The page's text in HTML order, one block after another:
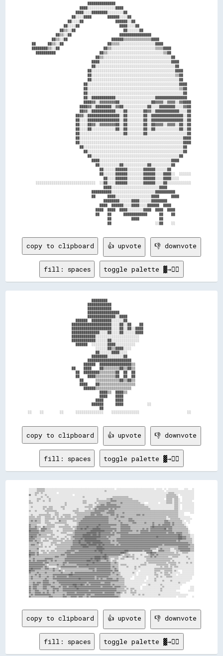
                            ██████████████
                        ████░░░░░░░░░░░░░░████
                      ████░░░░████████░░░░░░░░██
                    ██░░░░████        ██████░░░░██
                  ██░░░░██                ██████░░██
                ██░░░░██                    ████░░░░██
              ██▒▒░░██                        ██░░░░░░██
            ██▒▒░░██                        ████████████████
          ██▒▒░░██                      ██████▒▒▒▒▒▒▒▒▒▒▒▒▒▒████
██      ██▒▒░░██                      ██▒▒▒▒░░░░░░░░░░░░░░░░░░████
████████▒▒░░██                      ██▒▒░░░░░░░░░░░░░░░░░░░░░░▒▒▒▒████
  ██████████                      ██▒▒░░░░░░░░░░░░░░░░░░░░░░░░░░░░▒▒██
                                ██▒▒░░░░░░░░░░░░░░░░░░░░░░░░░░░░░░░░░░██
                              ████░░░░░░░░░░░░░░░░░░░░░░░░░░░░░░░░░░░░████
                              ██░░░░░░░░░░░░░░░░░░░░░░░░░░░░░░░░░░░░░░░░██
                            ██░░░░░░░░░░░░░░░░░░░░░░░░░░░░░░░░░░░░░░░░░░████
                            ██░░░░░░░░░░░░░░░░░░░░░░░░░░░░░░░░░░░░░░░░░░▒▒██
                            ██░░░░░░░░░░░░░░░░░░░░░░░░░░░░░░░░░░░░░░░░░░░░██
                          ██░░░░░░░░░░░░░░░░░░░░░░░░░░░░░░░░░░░░░░░░░░░░░░████
                          ██░░░░░░░░░░░░░░░░░░░░░░░░░░░░░░░░░░░░░░░░░░░░░░▒▒██
                          ██░░░░░░░░░░░░░░░░░░░░░░░░░░░░░░░░░░░░░░░░░░░░░░░░██
                          ██░░████████████░░░░░░░░░░░░░░░░░░░░████████████████
                          ████▓▓░░▓▓▓▓▓▓▓▓██░░░░░░░░░░░░░░░░██▓▓▓▓░░▓▓▓▓░░▓▓████
                        ████▓▓░░████████░░▓▓██░░░░░░░░░░░░██░░░░████████░░░░▓▓██
                        ██▓▓░░████████████░░░░██░░░░░░░░██▓▓░░████████████░░░░██
                      ██▓▓░░████████████████░░██░░░░░░░░██░░████████████████░░██
                      ██░░░░████████████████░░██░░░░░░░░██░░████████████████░░██
                      ██░░░░██▓▓░░▓▓▓▓▓▓▓▓██░░██░░░░░░░░██░░██▓▓▓▓░░▓▓▓▓░░██░░██
                      ██░░░░██░░░░░░░░░░░░██░░██░░░░░░░░██░░██░░░░░░░░░░░░██░░██
                      ██░░░░░░░░░░░░░░░░░░░░░░██░░░░░░░░██░░░░░░░░░░░░░░░░░░░░██
                      ██░░░░░░░░░░░░░░░░░░░░░░░░░░░░░░░░░░░░░░░░░░░░░░░░░░░░████
                      ██░░░░░░░░░░░░░░░░░░░░░░░░░░░░░░░░░░░░░░░░░░░░░░░░░░░░████
                        ██░░░░░░░░░░░░░░░░░░░░░░░░░░░░░░░░░░░░░░░░░░░░░░░░░░██
                          ██░░░░░░░░░░░░░░░░░░░░░░░░░░░░░░░░░░░░░░░░░░░░░░░░██
                            ██░░░░░░░░░░░░░░░░░░░░░░░░░░░░░░░░░░░░░░░░░░░░██
                              ████░░░░░░░░░░░░░░░░░░░░░░░░░░░░░░░░░░░░████
                                ██░░░░░░░░░░██░░░░░░░░░░░░██░░░░░░░░░░██
                                  ██░░░░░░██████░░░░░░░░██████░░░░░░██
                                  ██░░░░░░██████░░░░░░░░██████░░░░████░░  ░░░░░░
                                    ██░░░░██████░░░░░░░░██████░░░░████░░░░
  ░░░░░░░░░░░░░░░░░░░░░░░░░░░░░░  ░░██░░░░██████░░░░░░░░██████░░░░██░░░░░░░░░░░░
                                    ████░░░░░░░░░░░░░░░░░░░░░░░░████
                              ██████████░░░░░░░░░░░░░░░░░░░░░░██████████
                              ██      ████░░░░░░░░░░░░░░░░░░████      ████
                                    ████████░░░░░░████░░░░░░████████
                                  ████  ██████░░░░████░░░░██████  ████
                                ████  ████  ████░░░░░░░░████  ████  ████
                                ██    ██      ████████████      ██    ██
                                      ██          ████          ██
copy to clipboard 👍 upvote 👎 downvote
fill: spaces toggle palette ▓→✊🏽
                                ██████████████░░████
                          ██████  ██████████░░░░░░██
                        ████████████████████░░░░██░░██    ██
                        ████████████████████░░░░██░░██░░████
                        ██████████████░░░░██░░░░██░░░░░░████
                        ████████████░░░░░░░░░░░░░░░░░░░░░░
                        ████████████░░░░░░██░░░░░░░░░░░░░░
                          ██████  ░░░░░░░░████░░░░░░░░░░
                                    ░░░░░░██▒▒████░░░░
                                    ██░░░░░░████░░░░
                                  ████████░░░░░░░░██
                              ██████  ████████████████▒▒
                        ██    ████    ██▒▒▒▒▒▒▒▒██▒▒██▒▒
                          ██  ████████▒▒▒▒▒▒▒▒██  ██  ██
                          ██    ████▒▒▒▒▒▒▒▒▒▒██  ██  ██
                            ██      ▒▒▒▒▒▒▒▒▒▒▒▒██▒▒██▒▒
                            ████    ██▒▒▒▒▒▒▒▒▒▒▒▒▒▒▒▒▒▒
                              ██████▒▒▒▒▒▒▒▒▒▒▒▒▒▒▒▒▒▒
                                      ████▒▒  ████▒▒
                                  ██████      ████            ░░
copy to clipboard 👍 upvote 👎 downvote
fill: spaces toggle palette ▓→✊🏽
▓▓░░░░▒▒░░░░░░░░▒▒░░░░░░░░░░░░░░░░░░░░░░░░░░  ░░░░░░░░░░░░░░░░░░░░░░░░░░░░░░░░░░░░░░░░░░░░░░░░░░░░░░░░░░░░░░░░░░░░░░░░░░░░░░░░░░░░░░░░░░░░▒▒▒▒▒▒▒▒▒▒░░  ░░░░░░░░░░░░░░
░░░░░░░░▒▒▒▒░░░░░░░░▒▒░░░░░░░░░░░░░░░░░░░░░░░░░░░░░░░░░░░░░░░░░░░░░░▒▒░░░░░░░░▒▒▒▒▓▓▒▒▒▒▒▒▒▒▒▒▒▒▒▒▒▒▒▒▒▒░░░░░░░░░░░░░░░░░░░░░░░░░░░░░░░░  ▒▒▒▒▒▒░░▒▒▒▒░░  ░░░░░░░░░░░░
▒▒░░░░░░▒▒░░░░▒▒░░░░▒▒░░░░░░░░░░░░░░░░░░░░░░░░░░░░░░░░▒▒▒▒░░░░░░░░░░▒▒▒▒▒▒▒▒▒▒▒▒▒▒▓▓▓▓▓▓▒▒▒▒▒▒▒▒▒▒▒▒▒▒▒▒▒▒▒▒▒▒░░░░░░░░░░░░░░░░░░░░░░░░░░░░▒▒▒▒▒▒░░▒▒▒▒░░  ░░░░░░░░░░
▒▒▒▒░░░░░░░░░░░░░░░░░░░░░░░░░░░░░░░░▒▒░░░░░░░░░░░░░░░░▒▒▒▒░░░░░░░░▒▒░░▒▒▒▒▒▒▒▒▓▓▓▓▒▒▒▒▒▒▒▒▒▒▓▓▒▒▒▒▒▒▒▒▒▒▒▒▒▒▒▒▒▒░░░░    ░░░░░░░░░░  ░░░░░░▒▒▒▒▒▒░░▒▒▒▒░░░░░░░░░░░░░░░░
░░░░░░░░░░░░░░░░░░░░░░░░░░░░░░░░░░░░▒▒░░░░░░░░░░░░░░░░░░░░░░▒▒▒▒░░░░▒▒▒▒▓▓▓▓▒▒▓▓▓▓▓▓▓▓▓▓▒▒▒▒▒▒▒▒▒▒▒▒▒▒▒▒▒▒▒▒▒▒▒▒▒▒▒▒░░░░░░░░░░░░░░░░░░░░░░░░░░░░░░▒▒▒▒░░  ░░░░░░░░░░░░
░░▒▒░░░░░░░░░░▒▒▒▒░░▒▒▒▒░░░░░░░░▒▒▒▒░░░░░░░░░░░░░░░░░░░░▒▒▒▒▒▒▒▒░░▒▒▓▓▓▓▓▓▓▓▓▓▓▓▓▓▓▓▓▓▓▓▓▓▓▓▒▒▒▒▒▒▒▒▒▒▒▒▒▒▒▒▒▒▒▒▒▒▒▒▒▒▒▒░░░░░░░░░░░░░░░░░░░░░░░░░░▒▒▒▒░░  ░░░░░░░░░░░░
░░░░░░░░░░░░░░▒▒░░▒▒▒▒▒▒░░░░░░░░░░▒▒░░░░░░░░░░░░▒▒░░░░░░░░░░▒▒░░▒▒▓▓▒▒▓▓▓▓▓▓▓▓▓▓▒▒▓▓▒▒▓▓▒▒▒▒▒▒▒▒▒▒▒▒▒▒▒▒▒▒▒▒▒▒▒▒▒▒▒▒▒▒▒▒▒▒░░░░░░░░░░░░░░░░░░░░░░░░▒▒▒▒░░  ░░░░░░░░░░░░
▒▒░░░░▒▒░░░░░░░░▒▒▒▒▒▒▒▒▒▒▒▒░░░░░░░░░░░░░░░░▒▒▒▒▒▒░░░░░░▒▒▒▒▒▒▒▒▒▒▓▓▓▓▓▓▓▓▓▓▒▒▒▒▓▓▓▓▓▓▒▒▒▒▒▒▒▒▒▒▒▒▒▒▒▒▒▒▒▒▒▒▒▒▒▒▒▒▒▒▒▒▒▒▒▒▒▒▒▒▒▒▒▒▒▒▒▒▒▒▒▒▒▒▒▒▒▒▒▒▒▒▒▒░░░░░░░░░░░░░░░░
░░░░░░░░░░░░░░░░░░▒▒░░░░░░▒▒▒▒░░░░░░░░░░░░░░░░▒▒▒▒▒▒▒▒▒▒▒▒▒▒▒▒▓▓▓▓▓▓▓▓▓▓▒▒▒▒▒▒▓▓▓▓▓▓▓▓▒▒▒▒▒▒▒▒▓▓▒▒▒▒▒▒▒▒▒▒▒▒▒▒▒▒▒▒▒▒▒▒▒▒▒▒▒▒▒▒▒▒▒▒▒▒▒▒▒▒▒▒▒▒▒▒▒▒▒▒▒▒▒▒░░░░░░      ░░░░
░░▒▒░░░░░░▒▒▒▒▒▒▒▒▒▒▒▒░░░░▒▒▒▒░░░░▒▒▒▒▒▒▒▒░░░░░░▒▒▒▒▒▒▒▒▒▒▒▒▒▒▓▓▓▓▒▒▓▓▓▓▓▓▒▒▒▒▒▒▒▒▓▓▓▓▒▒▓▓▒▒▒▒▒▒▒▒▒▒▒▒▒▒▒▒▒▒▓▓▓▓▒▒▓▓▒▒▒▒▒▒▒▒▒▒▒▒▒▒▒▒▒▒▒▒▒▒▒▒▒▒▒▒▒▒▒▒▒▒░░░░░░
▒▒▒▒▒▒░░▒▒▒▒░░░░▒▒▒▒▒▒░░▒▒░░▒▒░░▒▒░░▒▒▒▒▒▒░░▒▒▒▒▒▒▒▒▒▒▒▒▓▓▓▓▓▓▓▓▓▓▓▓▓▓▓▓▓▓▓▓▓▓▓▓▒▒▒▒▒▒▒▒▓▓▒▒▓▓▓▓▒▒▒▒▒▒▒▒▒▒▒▒▒▒▒▒▒▒▒▒▒▒▒▒▒▒▒▒▒▒▒▒▒▒▒▒▒▒▒▒▒▒░░▒▒▒▒▒▒▒▒▒▒░░░░░░░░░░░░
▒▒▒▒▒▒▒▒▒▒▒▒░░░░▒▒▒▒▒▒▒▒▒▒░░▒▒▒▒▒▒▒▒▒▒▒▒▒▒▒▒▒▒░░▒▒▒▒▒▒▓▓▓▓▓▓▓▓▓▓▓▓▓▓▓▓▓▓▓▓▓▓▓▓▓▓▒▒▒▒▒▒▓▓▒▒▒▒▒▒▒▒▒▒▒▒▓▓▓▓▒▒▒▒▒▒▒▒▒▒▒▒▒▒▒▒▒▒▒▒▒▒▒▒▒▒▒▒▒▒▒▒▒▒░░░░▒▒▒▒▒▒▒▒▒▒░░░░░░░░░░░░
▒▒▓▓▒▒▓▓▒▒▒▒░░░░▒▒▒▒░░░░░░░░░░▓▓▒▒▒▒▒▒░░░░░░▒▒▒▒▒▒▒▒▓▓▓▓▓▓▓▓▓▓▓▓▓▓▓▓▓▓▓▓▓▓▓▓▓▓▓▓▒▒▒▒▒▒▒▒▒▒▓▓▒▒▒▒▒▒▒▒▓▓▓▓▓▓▒▒▒▒▒▒▒▒▒▒▒▒▒▒▒▒▒▒▒▒▒▒▒▒▒▒▒▒▒▒▓▓▓▓▒▒▒▒▒▒▒▒▒▒▒▒▒▒░░  ░░░░
▒▒▒▒▒▒▒▒▒▒▒▒░░░░▒▒▒▒▒▒░░░░▒▒▒▒▒▒▒▒▒▒▒▒░░░░░░░░░░▒▒▓▓▓▓▓▓▓▓▓▓▓▓▓▓▓▓▓▓▓▓▓▓▓▓▓▓▓▓▓▓▒▒▒▒▒▒▒▒▒▒▒▒▓▓▒▒▒▒▒▒▒▒▒▒▓▓▓▓▒▒▒▒▒▒▒▒▓▓▒▒▒▒▒▒▓▓▒▒▒▒▒▒▒▒▒▒▓▓▓▓▓▓▒▒▓▓▒▒▒▒▒▒▒▒░░░░  ░░
▓▓▒▒▒▒▒▒░░░░░░░░░░▒▒▒▒▒▒▒▒░░░░░░░░░░▒▒▒▒░░░░░░░░▒▒▓▓▓▓▓▓▓▓▓▓▓▓▓▓▓▓▓▓▓▓██▓▓▓▓▓▓▓▓▓▓▓▓▓▓▓▓▒▒▒▒▓▓▓▓▓▓▓▓▒▒▒▒▒▒▒▒▒▒▒▒▒▒▒▒▒▒▒▒▒▒▒▒▓▓▒▒▒▒▓▓▒▒▓▓▓▓▓▓▓▓▒▒▓▓▒▒▒▒▒▒▒▒▒▒░░
▓▓▒▒▒▒▓▓▒▒▒▒░░▓▓▒▒▒▒▒▒▒▒▒▒░░░░▒▒▒▒▒▒▒▒▒▒▒▒░░▒▒▒▒▓▓▓▓▓▓▓▓▓▓██▓▓▓▓▓▓▓▓██▓▓▓▓▓▓▓▓▓▓▓▓▒▒▒▒▒▒▒▒▒▒▓▓▓▓▓▓▓▓▓▓▒▒▒▒▒▒▒▒▒▒▒▒▒▒▒▒▒▒▒▒▓▓██▓▓▓▓▓▓▓▓▓▓▓▓▓▓▓▓▓▓▒▒▒▒▒▒▒▒▒▒▒▒▒▒░░
▓▓▓▓▓▓▓▓▒▒░░▓▓▓▓▓▓▒▒▒▒░░░░░░░░░░░░▒▒▒▒▒▒▒▒▒▒░░▒▒▓▓▓▓██▓▓██▓▓▓▓▓▓████████▓▓▓▓▓▓▓▓▓▓▓▓▓▓▓▓▒▒▒▒▓▓▓▓▓▓▓▓▓▓▒▒▒▒▒▒▒▒▒▒▒▒▓▓▒▒▓▓▒▒▓▓▓▓▓▓▓▓▓▓▓▓▓▓██▒▒▓▓▓▓▒▒▒▒▒▒▒▒▒▒▒▒▒▒▒▒
██▓▓▓▓▓▓▓▓▒▒▓▓▓▓▒▒▒▒▒▒▒▒░░░░▒▒░░░░▒▒▒▒▒▒▒▒▒▒▒▒▓▓▓▓▓▓▓▓▓▓▓▓▓▓▓▓██████████████▓▓▓▓▓▓▓▓▒▒▓▓▒▒▒▒▓▓▓▓▓▓▓▓▓▓▓▓▒▒▒▒▓▓▒▒▓▓▓▓▓▓▓▓▒▒▓▓▓▓▓▓▓▓▓▓▓▓▓▓▓▓▓▓▓▓▓▓▒▒▒▒▒▒▒▒▒▒▒▒▒▒▒▒░░
▓▓▓▓▓▓▓▓▓▓▒▒▒▒▒▒▒▒▒▒▒▒▒▒░░░░░░░░▒▒▒▒▒▒░░░░░░▒▒▓▓▓▓▓▓▓▓▓▓▓▓██████████▓▓██▓▓▓▓▓▓▓▓▓▓▒▒▓▓▒▒▓▓▓▓▓▓▓▓▓▓▓▓▒▒▒▒▒▒▒▒▒▒▒▒▓▓▓▓▓▓▓▓▓▓▓▓▓▓▓▓▓▓▓▓▓▓▓▓▓▓▒▒▓▓▓▓▓▓▒▒▓▓▓▓▓▓▒▒▒▒▒▒░░
▓▓▓▓▓▓▓▓▒▒▓▓▒▒▒▒▒▒░░░░▒▒▒▒░░░░░░░░░░░░▒▒▒▒▒▒▒▒▓▓▓▓▓▓▓▓████████▓▓████▓▓██▓▓▓▓▓▓▓▓▓▓▓▓▓▓▒▒▒▒▒▒▓▓▓▓▓▓▓▓▓▓▓▓▓▓▓▓▓▓▓▓▓▓▓▓▓▓▓▓▓▓▓▓▓▓▓▓▓▓▓▓▓▓▓▓▓▓▓▓▓▓▓▓▓▓▓▓▓▓██▓▓▒▒▒▒▒▒▒▒░░░░
▓▓██▓▓▓▓▒▒▒▒▒▒▒▒▒▒▒▒▒▒▒▒░░░░▒▒░░░░░░▒▒░░░░▒▒▓▓▓▓▓▓▓▓▓▓██████████████████▓▓▓▓▓▓▒▒▓▓▒▒▒▒▒▒▒▒▒▒▓▓▓▓▓▓▓▓▓▓▓▓▓▓▓▓▓▓▓▓▓▓▓▓▓▓▓▓▓▓▓▓▓▓▓▓██▓▓▓▓▓▓▓▓▓▓▓▓▓▓▓▓▓▓▓▓████▓▓▓▓▒▒▒▒░░░░
▓▓▓▓▓▓▒▒▒▒▒▒░░░░▒▒░░▒▒▒▒▒▒▒▒░░░░▒▒▒▒░░▒▒░░▒▒▒▒▓▓▓▓▓▓██▓▓████████████▓▓▓▓▓▓▓▓▓▓▓▓▒▒▒▒▒▒▒▒▓▓▓▓▓▓▓▓▓▓▓▓▓▓▓▓▓▓▓▓▓▓▓▓▓▓▓▓▓▓▓▓▓▓▓▓▓▓▓▓▓▓▓▓▓▓▓▓▓▓▓▓▓▓▓▓▓▓▓▓▓▓████▓▓▓▓▒▒▒▒▒▒░░
▓▓▓▓▒▒▓▓▒▒▒▒░░▒▒▒▒▒▒░░░░▒▒▒▒▒▒▒▒▒▒░░▒▒▒▒▒▒▒▒▓▓▓▓▓▓██▓▓▓▓████████████████▓▓▓▓▓▓▓▓▓▓▒▒▓▓▒▒▓▓▓▓▓▓▓▓▓▓▓▓▓▓▓▓▓▓▓▓▓▓▓▓▓▓▓▓▓▓▓▓▓▓▓▓▓▓▓▓▓▓▓▓▓▓▓▓▓▓▓▓▓▓▓▓▓▓▓▓▒▒▓▓▒▒▒▒▒▒▒▒▒▒▒▒░░
▒▒▒▒▒▒▒▒▓▓▒▒▒▒░░░░░░░░▒▒▒▒▒▒░░░░▒▒▒▒▒▒▒▒▒▒▒▒▓▓▓▓▓▓██▓▓▓▓▓▓████▓▓██████████▓▓▓▓▓▓▓▓▒▒▒▒▒▒▒▒▓▓▓▓▓▓▓▓▓▓▓▓▓▓▓▓▓▓▓▓▓▓▓▓▓▓▓▓▓▓▓▓▓▓▓▓▓▓▓▓▓▓▓▓▓▓▓▓▓▓▓▓▓▓▓▓▓▓▓▓▓▓▓▓▓▓▓▓▓▓▒▒▒▒░░
▒▒▓▓▓▓▒▒▒▒░░▒▒░░░░░░░░▒▒░░▒▒▒▒▒▒▒▒▒▒▒▒▒▒▒▒▒▒▓▓▓▓▓▓▓▓██████▓▓████████▓▓██▓▓██▓▓▓▓▓▓▓▓▓▓▒▒▓▓▒▒▓▓▓▓▓▓▓▓▓▓▓▓▓▓▓▓▓▓▓▓▓▓▓▓▓▓▓▓▓▓▓▓▓▓▓▓▓▓▓▓▓▓▒▒▓▓▓▓▓▓▓▓▓▓▓▓▓▓▓▓▓▓▓▓▓▓▓▓▓▓▒▒▒▒
▒▒▒▒▒▒▒▒▒▒▒▒▒▒░░▒▒░░▒▒░░░░░░▒▒▒▒▒▒▒▒▒▒▒▒▒▒▓▓▓▓▓▓▓▓▓▓▓▓██████▓▓▓▓▓▓▓▓██████▓▓▓▓▓▓▓▓▓▓▓▓▓▓▓▓▓▓▓▓▓▓▓▓▓▓▓▓▓▓▓▓▓▓▓▓▓▓▓▓▓▓▓▓▓▓▓▓▓▓▓▓▓▓▓▓▒▒▒▒▒▒▒▒▒▒▒▒▒▒▒▒▒▒▒▒▓▓▓▓▓▓▓▓▓▓▒▒▒▒▒▒
▒▒▒▒▒▒▒▒▓▓░░░░░░░░░░░░░░░░▒▒▒▒▒▒▒▒▒▒▒▒▒▒▒▒▓▓▓▓▓▓▓▓▓▓▓▓▓▓▓▓▓▓▓▓▓▓▓▓▓▓████████▓▓▓▓▓▓▓▓▓▓▓▓▓▓▓▓▓▓▓▓▓▓▓▓▓▓▓▓▓▓▓▓▓▓▓▓▓▓▓▓▓▓▓▓▓▓▒▒▒▒▒▒░░▒▒▓▓▒▒▒▒▒▒▒▒░░░░▒▒▒▒▓▓▓▓▓▓▓▓▓▓▓▓▒▒▒▒
▓▓▒▒▒▒▒▒▒▒░░▒▒▒▒░░▒▒░░▒▒▒▒░░▒▒▒▒▒▒▒▒▒▒▓▓▓▓▓▓▓▓▒▒▒▒▓▓▓▓▓▓▓▓▓▓▓▓▓▓▓▓██▓▓████▓▓▓▓▓▓▓▓▓▓▓▓▓▓▓▓▓▓▓▓▓▓████▓▓▓▓▓▓▓▓▓▓▓▓▓▓▒▒▓▓▓▓▓▓▓▓░░░░░░▓▓▓▓▓▓▒▒▒▒▒▒░░░░░░▒▒▒▒▓▓▓▓▓▓▓▓▓▓▒▒▒▒
▓▓▓▓▓▓▒▒▓▓░░░░▒▒▒▒░░▒▒▒▒▒▒▒▒▒▒▒▒▒▒▒▒▓▓▓▓▓▓▒▒▒▒▓▓▓▓▓▓▓▓▓▓▓▓▓▓▓▓▓▓▓▓▓▓▓▓▓▓██▓▓▓▓▓▓▓▓▓▓▓▓▓▓▓▓▓▓████▓▓▒▒░░░░░░░░░░░░░░░░░░▓▓▓▓██▓▓▓▓▒▒▒▒▒▒▒▒▒▒▒▒▒▒▒▒▒▒░░▒▒░░░░▒▒▒▒▒▒░░░░░░
██▓▓▓▓▒▒▓▓▒▒▒▒▒▒▒▒▒▒▒▒▒▒▒▒▒▒▒▒▒▒▓▓▓▓▒▒▓▓▓▓▓▓▓▓▓▓▓▓▓▓▓▓▓▓▓▓▓▓▓▓▓▓▓▓▓▓▓▓▓▓▓▓▓▓██▓▓▓▓▓▓▓▓▓▓▓▓▓▓▒▒░░▒▒▒▒▒▒░░▒▒░░░░░░▒▒░░░░░░▒▒▓▓▓▓▒▒▓▓▒▒▒▒▒▒▒▒▒▒▒▒▒▒▒▒▒▒▒▒▒▒░░░░░░░░░░░░░░
▓▓▒▒▒▒▒▒▒▒▒▒▒▒▒▒▒▒▒▒▒▒▒▒▒▒▓▓▓▓▒▒▒▒▒▒▒▒▓▓▓▓▓▓▓▓▓▓▓▓▓▓▓▓▓▓▓▓▓▓▓▓▓▓▓▓██████▓▓████▓▓▒▒▒▒▒▒▒▒▒▒░░░░▒▒▒▒▓▓▒▒▒▒▒▒░░░░░░░░░░▒▒▒▒▒▒▓▓▒▒▓▓▒▒▒▒▒▒▒▒▒▒▒▒░░░░▒▒▒▒▒▒░░░░░░░░▒▒░░░░░░
▒▒▒▒▓▓▒▒▒▒▒▒▒▒▒▒▓▓▓▓▓▓▓▓▒▒▒▒▒▒▒▒▒▒▒▒▓▓▓▓▓▓▓▓▓▓▓▓▓▓▓▓▓▓▓▓▓▓▓▓▓▓██▓▓██████▓▓▓▓██▓▓▒▒░░░░▒▒▒▒░░▒▒▒▒░░░░░░░░▒▒░░▒▒░░░░░░░░▒▒▒▒▒▒▒▒▒▒▒▒▒▒▒▒▒▒▒▒▒▒▒▒▒▒░░░░░░░░░░░░░░░░▒▒░░░░
▓▓▒▒▓▓▒▒▓▓▓▓▓▓▓▓▓▓▒▒▒▒▓▓▒▒▓▓▒▒▒▒▒▒▒▒▓▓▓▓▓▓▓▓▓▓▓▓▓▓▓▓▓▓▓▓▓▓████▓▓▓▓▓▓██▓▓▒▒▒▒▒▒▓▓▒▒░░▒▒▒▒░░░░░░░░░░░░░░░░░░░░░░░░░░░░░░▒▒▒▒▒▒▒▒▒▒▒▒▒▒▒▒▒▒▒▒▒▒▒▒░░▒▒░░░░░░░░░░░░░░░░░░░░
▓▓▓▓▓▓▓▓▓▓▓▓▓▓▒▒▓▓▓▓▒▒▒▒▒▒▒▒▒▒▒▒▒▒▓▓▓▓▒▒▓▓▓▓▓▓▓▓▓▓▓▓▓▓▓▓▓▓▓▓▓▓▓▓██▓▓▓▓▓▓▓▓▓▓▓▓▓▓▓▓▒▒▒▒▓▓▒▒░░░░░░░░░░░░░░░░░░░░░░░░░░▒▒░░▒▒▒▒▒▒▒▒▒▒▒▒▒▒▒▒▒▒░░▒▒▒▒▒▒▒▒░░▒▒░░░░░░▒▒░░▒▒░░
▓▓▓▓▓▓▓▓▓▓▓▓▓▓▓▓▒▒░░▒▒▒▒▒▒▒▒▓▓▒▒▒▒▓▓▒▒▒▒▒▒▒▒▒▒▒▒▓▓▓▓▓▓▓▓▓▓██▓▓▓▓▓▓▓▓▓▓▓▓▓▓▓▓▓▓▓▓▓▓▒▒▒▒▒▒▒▒░░▒▒▒▒▒▒░░░░░░░░░░░░░░▒▒▒▒▒▒░░░░░░░░░░▒▒▒▒▒▒▒▒▒▒▒▒░░▒▒▒▒▒▒░░░░░░░░░░░░░░░░░░
▓▓▓▓▓▓▓▓▓▓▓▓▓▓▒▒▓▓▒▒░░░░░░░░▒▒▒▒▓▓▓▓▓▓▓▓▓▓▓▓▓▓▓▓▒▒▓▓▓▓▓▓▓▓▓▓▓▓▓▓▓▓▓▓▓▓▓▓▓▓▓▓▓▓▓▓▓▓▒▒▓▓▒▒▒▒░░░░░░░░▒▒░░░░░░▒▒░░▒▒░░░░░░░░░░░░░░░░░░░░▒▒░░▒▒▒▒░░▒▒░░▒▒▒▒░░░░░░░░░░░░░░░░
▓▓██▓▓▓▓▓▓▓▓▒▒▒▒▓▓▓▓▒▒▒▒▓▓▒▒▒▒░░▒▒▒▒▒▒▒▒▒▒▒▒▒▒▒▒▒▒▒▒▒▒▒▒▒▒▒▒▓▓▓▓▓▓▒▒▓▓▓▓▓▓▓▓▓▓▓▓▓▓▒▒▒▒▓▓▒▒░░░░░░░░░░░░░░░░▒▒░░░░░░░░░░░░░░░░░░▒▒▒▒▒▒▒▒▒▒▒▒▒▒▒▒▒▒░░░░░░░░░░░░░░░░░░░░░░
██▓▓▓▓▒▒▒▒▒▒▒▒▒▒▒▒▒▒▒▒▒▒▓▓▒▒▒▒▓▓▒▒░░▒▒▒▒▒▒▒▒▒▒▒▒▒▒▒▒▒▒▒▒▒▒▒▒▒▒▒▒▓▓▒▒▓▓▓▓▓▓▓▓▓▓▓▓▓▓▓▓▒▒▓▓▓▓░░░░░░░░░░░░░░░░░░░░  ░░░░░░░░░░░░░░▒▒▒▒▒▒░░░░▒▒▒▒▒▒▒▒░░▒▒░░    ░░░░░░░░░░░░
▓▓▒▒▒▒▒▒▓▓▒▒▒▒▒▒▓▓▒▒▒▒▒▒▒▒▒▒▒▒▒▒▓▓▒▒▒▒▒▒▒▒▓▓▒▒▓▓▓▓▓▓▓▓▓▓▓▓▓▓▓▓▓▓▓▓▓▓▓▓▓▓▓▓▓▓▓▓▓▓▓▓▒▒▓▓▒▒▒▒▒▒░░░░░░░░░░░░▒▒░░  ░░░░░░░░░░░░░░░░▒▒░░░░▒▒░░▒▒▒▒░░▒▒░░░░░░░░  ░░░░░░░░░░░░
▒▒▒▒▒▒▓▓▒▒▓▓▒▒▒▒▒▒▒▒▒▒▒▒▓▓▓▓▓▓▓▓▓▓▓▓▓▓▓▓████▓▓▓▓▓▓▓▓▓▓▓▓▓▓▓▓▓▓▓▓▓▓▓▓▓▓▓▓▓▓▓▓▓▓▓▓▓▓▒▒▒▒▒▒▓▓▒▒░░░░░░░░░░░░░░░░  ░░░░░░░░░░░░░░░░▒▒▒▒░░░░░░▒▒▒▒▒▒░░░░░░  ░░░░░░░░░░░░░░░░
▒▒▓▓▒▒▒▒▒▒▓▓▒▒▒▒▒▒▓▓▒▒▒▒▓▓▒▒▓▓▓▓▓▓▓▓▓▓▒▒▓▓▓▓▓▓▓▓▓▓▓▓▓▓▓▓▓▓▓▓▓▓▓▓▓▓▒▒▓▓▓▓▓▓▓▓▓▓▓▓▒▒▒▒▒▒▒▒▒▒▒▒▒▒░░░░░░░░░░  ░░░░░░░░░░░░  ░░░░░░░░▒▒░░▒▒░░░░▒▒▒▒▒▒░░░░░░░░░░░░░░░░░░░░
▒▒▓▓▒▒▒▒▒▒▒▒▒▒▒▒▓▓▒▒▒▒▒▒▓▓▓▓▓▓▓▓▓▓▓▓▓▓▓▓▓▓▓▓▓▓▓▓▓▓██▓▓▓▓▓▓▓▓▓▓▓▓▓▓▒▒▓▓▒▒▓▓▒▒▒▒▓▓▓▓▓▓▒▒▒▒▓▓▒▒▒▒▒▒░░░░░░    ░░░░░░░░░░░░  ░░░░░░▒▒░░░░░░░░░░░░░░░░░░░░░░░░░░░░░░░░░░░░
▒▒▒▒▒▒▒▒▒▒▒▒▒▒▓▓▓▓▓▓▒▒▒▒▒▒▒▒▓▓▓▓▓▓▓▓▓▓▓▓▓▓▓▓▓▓▓▓▓▓▓▓▓▓▓▓▓▓▓▓▓▓▓▓▓▓▓▓▓▓▓▓▓▓▓▓▓▓▓▓▓▓▓▓▓▓▓▓▓▓▒▒▒▒▒▒░░░░░░░░░░░░░░░░░░░░  ░░░░░░░░▒▒░░░░░░▒▒░░░░░░▒▒░░░░░░░░░░░░░░░░░░
▒▒▒▒▓▓▒▒▓▓▓▓▒▒▓▓▓▓▓▓▒▒▒▒▓▓▒▒▒▒▓▓▓▓▓▓▓▓▓▓▓▓▓▓▓▓▓▓▓▓▓▓▓▓▓▓▓▓▒▒▓▓▓▓▓▓▓▓▓▓▓▓▒▒▒▒▓▓▓▓▓▓▒▒▒▒▒▒▒▒▒▒▒▒▒▒░░░░░░░░░░░░░░░░░░░░░░░░░░░░░░░░░░░░░░░░░░░░░░░░░░░░░░▒▒░░░░░░
▒▒▒▒▓▓▓▓▓▓▒▒▒▒▓▓▓▓▓▓▓▓▒▒▒▒▒▒▒▒▒▒▓▓▓▓▓▓▓▓▓▓▓▓████▓▓▓▓██▓▓▒▒▓▓▒▒▓▓▓▓▓▓▓▓▓▓▓▓▓▓▓▓▓▓▓▓▒▒▓▓▒▒▒▒▒▒▒▒▒▒░░░░░░░░░░░░░░░░░░    ░░▒▒░░░░░░░░░░▒▒░░░░░░░░░░░░░░░░░░░░
▓▓▒▒▓▓▓▓▒▒▒▒▒▒▓▓▓▓▒▒▒▒▓▓▓▓▒▒▒▒▓▓▒▒▓▓▓▓▒▒▓▓▓▓▓▓██▓▓▓▓▓▓▓▓▓▓▓▓▓▓▓▓▓▓▓▓▓▓▓▓▒▒▓▓▓▓▓▓▓▓▓▓▒▒▓▓▓▓▓▓▒▒▒▒▒▒░░░░░░░░░░░░░░  ░░░░░░░░░░░░░░░░░░░░▒▒░░░░░░░░░░░░░░░░          ░░░░
▓▓▒▒▓▓▓▓▒▒▒▒▒▒▓▓▓▓▒▒▒▒▒▒▓▓▓▓▓▓▒▒▒▒▓▓▓▓▓▓▓▓▓▓▓▓▓▓██▓▓▓▓▓▓▓▓▓▓▓▓▓▓▓▓▓▓▓▓▓▓▓▓▓▓▓▓▓▓▓▓▓▓▓▓▓▓▒▒▒▒▒▒▒▒░░▒▒░░▒▒▒▒░░░░░░  ░░░░░░░░░░░░░░░░░░▒▒░░░░░░░░░░░░░░░░░░          ░░░░
▓▓▒▒▒▒▓▓▓▓▒▒▒▒▒▒▒▒▓▓▒▒▒▒▓▓▒▒▓▓▒▒▒▒▓▓▓▓▓▓▓▓▓▓▓▓▓▓▓▓▓▓▓▓▓▓▓▓▓▓▒▒▓▓▓▓▓▓▓▓▓▓▓▓▓▓▓▓▓▓▓▓▓▓▓▓▓▓▒▒▒▒▒▒▒▒▒▒░░░░▒▒░░▒▒░░░░░░░░░░░░░░░░░░░░░░░░▒▒░░░░░░░░░░░░░░            ░░░░░░
▓▓▒▒▒▒▓▓▓▓▓▓▒▒▓▓▒▒▓▓▒▒▒▒▓▓▒▒▒▒▒▒▒▒▒▒▒▒▓▓▓▓▓▓▓▓▒▒▓▓▓▓▓▓▓▓▓▓▓▓▓▓▓▓▓▓▓▓▓▓▓▓▓▓▒▒▓▓▓▓▓▓▓▓▓▓▒▒▓▓▓▓▒▒░░▒▒░░░░▒▒▒▒▒▒░░░░░░░░░░░░░░░░░░░░░░░░░░░░░░░░░░░░░░░░░░░░
▒▒▓▓▒▒▓▓▓▓▓▓▓▓▓▓▓▓▓▓▓▓▒▒▒▒▒▒▒▒▒▒▒▒▓▓▒▒▓▓▓▓▓▓▓▓▓▓▓▓▓▓▓▓▓▓▒▒▓▓▓▓▒▒▒▒▓▓▓▓▓▓▓▓▓▓▓▓▓▓▓▓▓▓▓▓▒▒▒▒▒▒░░░░░░░░░░░░▒▒░░░░▒▒░░▒▒░░░░░░░░░░░░░░▒▒░░░░░░░░░░░░░░░░░░░░░░░░░░░░
copy to clipboard 👍 upvote 👎 downvote
fill: spaces toggle palette ▓→✊🏽